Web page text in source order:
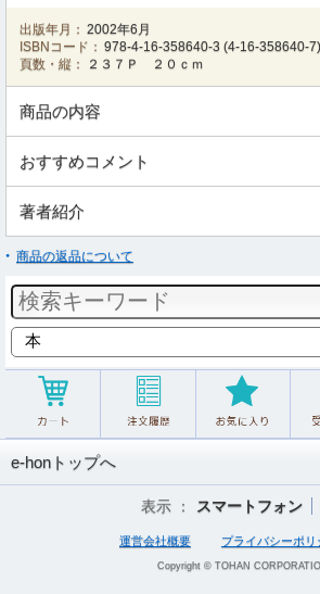
出版年月： 2002年6月
ISBNコード： 978-4-16-358640-3 (4-16-358640-7)
頁数・縦：
２３７Ｐ ２０ｃｍ
商品の内容
おすすめコメント
著者紹介
商品の返品について
e-honトップへ
表示 ： スマートフォン
運営会社概要 プライバシーポリ
Copyright © TOHAN